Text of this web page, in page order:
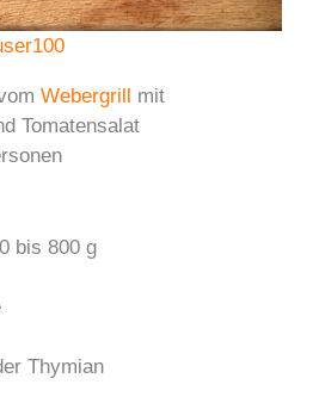
Webergrill
mit
Tomatensalat
bis 800 g
Thymian